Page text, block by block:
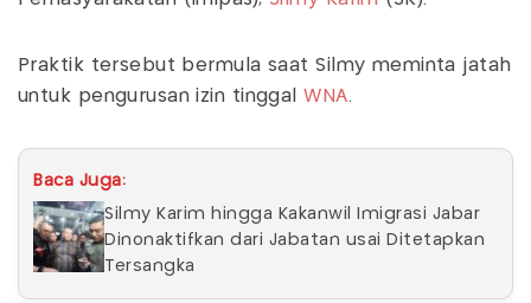
Praktik tersebut bermula saat Silmy meminta jatah
untuk pengurusan izin tinggalWNA.
Baca Juga:
Silmy Karim hingga Kakanwil Imigrasi Jabar
Dinonaktifkan dari Jabatan usai Ditetapkan
Tersangka